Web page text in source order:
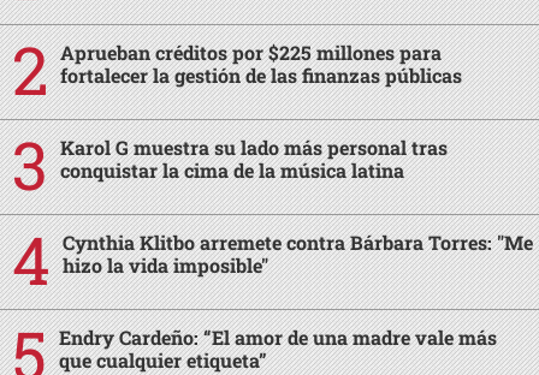
Aprueban créditos por $225 millones para
fortalecer la gestión de las finanzas públicas
Karol G muestra su lado más personal tras
conquistar la cima de la música latina
Cynthia Klitbo arremete contra Bárbara Torres: "Me
hizo la vida imposible"
Endry Cardeño: “El amor de una madre vale más
que cualquier etiqueta”